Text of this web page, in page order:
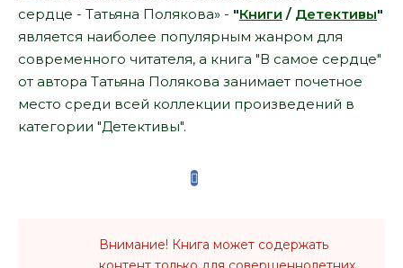
сердце - Татьяна Полякова» - "Книги / Детективы"
является наиболее популярным жанром для
современного читателя, а книга "В самое сердце"
от автора Татьяна Полякова занимает почетное
место среди всей коллекции произведений в
категории "Детективы".
Внимание! Книга может содержать